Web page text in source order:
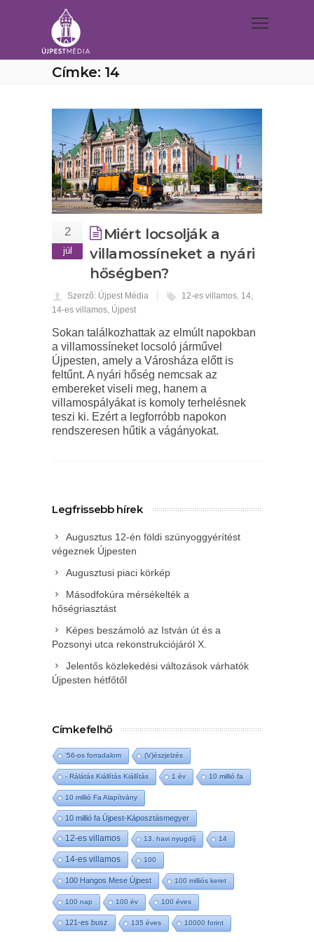
Címke: 14
2
júl
Miért locsolják a
villamossíneket a nyári
hőségben?
Szerző: Újpest Média 12-es villamos, 14,
14-es villamos, Újpest
Sokan találkozhattak az elmúlt napokban
a villamossíneket locsoló járművel
Újpesten, amely a Városháza előtt is
feltűnt. A nyári hőség nemcsak az
embereket viseli meg, hanem a
villamospályákat is komoly terhelésnek
teszi ki. Ezért a legforróbb napokon
rendszeresen hűtik a vágányokat.
Legfrissebb hírek
Augusztus 12-én földi szúnyoggyérítést
végeznek Újpesten
Augusztusi piaci körkép
Másodfokúra mérsékelték a
hőségriasztást
Képes beszámoló az István út és a
Pozsonyi utca rekonstrukciójáról X.
Jelentős közlekedési változások várhatók
Újpesten hétfőtől
Címkefelhő
'56-os forradalom (V)észjelzés
- Rálátás Kiállítás Kiállítás 1 év 10 millió fa
10 millió Fa Alapítvány
10 millió fa Újpest-Káposztásmegyer
12-es villamos 13. havi nyugdíj 14
14-es villamos 100
100 Hangos Mese Újpest 100 milliós keret
100 nap 100 év 100 éves
121-es busz 135 éves 10000 forint